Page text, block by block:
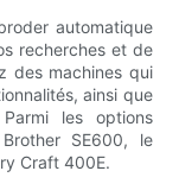
automatique
recherches et de
des machines qui
ainsi que
les options
SE600, le
Craft 400E.